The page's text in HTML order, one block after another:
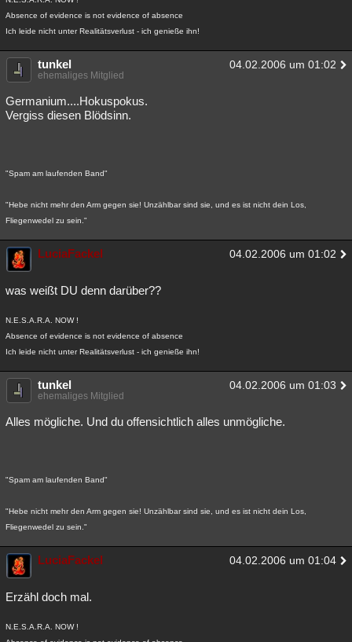
Absence of evidence is not evidence of absence
Ich leide nicht unter Realitätsverlust - ich genieße ihn!
tunkel 04.02.2006 um 01:02
ehemaliges Mitglied
Germanium....Hokuspokus.
Vergiss diesen Blödsinn.
"Spam am laufenden Band"
"Hebe nicht mehr den Arm gegen sie! Unzählbar sind sie, und es ist nicht dein Los,
Fliegenwedel zu sein."
LuciaFackel 04.02.2006 um 01:02
was weißt DU denn darüber??
N.E.S.A.R.A. NOW !
Absence of evidence is not evidence of absence
Ich leide nicht unter Realitätsverlust - ich genieße ihn!
tunkel 04.02.2006 um 01:03
ehemaliges Mitglied
Alles mögliche. Und du offensichtlich alles unmögliche.
"Spam am laufenden Band"
"Hebe nicht mehr den Arm gegen sie! Unzählbar sind sie, und es ist nicht dein Los,
Fliegenwedel zu sein."
LuciaFackel 04.02.2006 um 01:04
Erzähl doch mal.
N.E.S.A.R.A. NOW !